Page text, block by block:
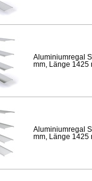
Aluminiumregal
mm, Länge 1425
Aluminiumregal
mm, Länge 1425